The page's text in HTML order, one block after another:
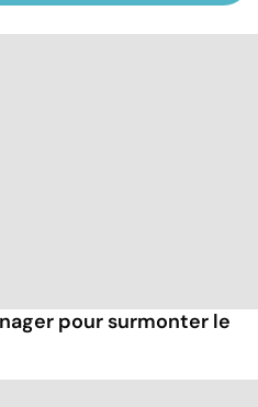
pour surmonter le